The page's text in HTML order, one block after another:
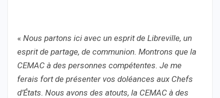
« Nous partons ici avec un esprit de Libreville, un
esprit de partage, de communion. Montrons que la
CEMAC à des personnes compétentes. Je me
ferais fort de présenter vos doléances aux Chefs
d’États. Nous avons des atouts, la CEMAC à des